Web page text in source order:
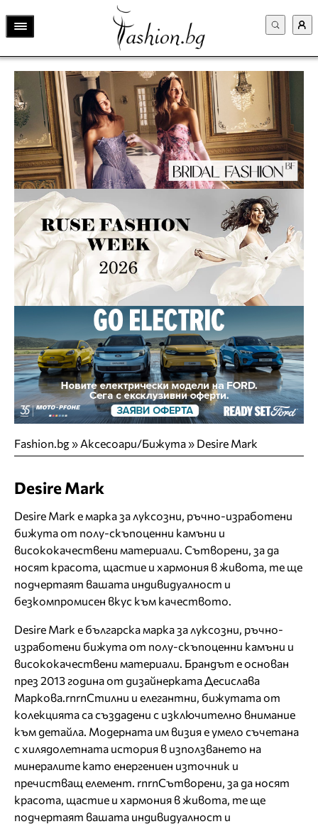
Fashion.bg» Аксесоари/Бижута» Desire Mark
Desire Mark
Desire Mark е марка за луксозни, ръчно-изработени
бижута от полу-скъпоценни камъни и
висококачествени материали. Сътворени, за да
носят красота, щастие и хармония в живота, те ще
подчертаят вашата индивидуалност и
безкомпромисен вкус към качеството.
Desire Mark е българска марка за луксозни, ръчно-
изработени бижута от полу-скъпоценни камъни и
висококачествени материали. Брандът е основан
през 2013 година от дизайнерката Десислава
Маркова.rnrnСтилни и елегантни, бижутата от
колекцията са създадени с изключително внимание
към детайла. Модерната им визия е умело съчетана
с хилядолетната история в използването на
минералите като енергениен източник и
пречистващ елемент. rnrnСътворени, за да носят
красота, щастие и хармония в живота, те ще
подчертаят вашата индивидуалност и